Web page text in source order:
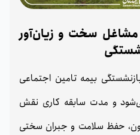
مشاغل سخت و زیان‌آور
بیمه تامین اجتماعی
و مدت سابقه کاری نقش
حفظ سلامت و جبران سختی